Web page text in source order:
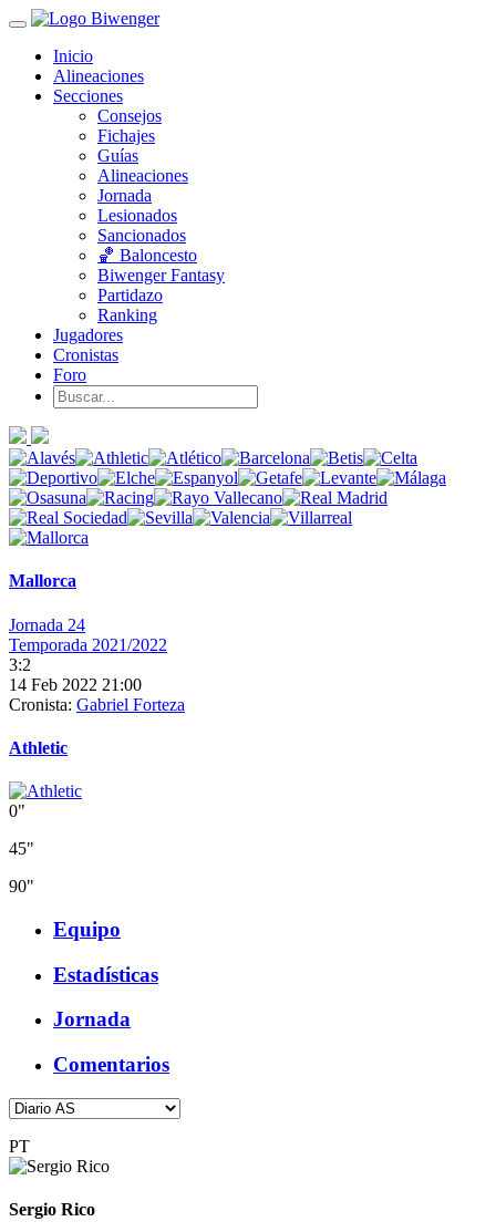
Inicio
Alineaciones
Secciones
Consejos
Fichajes
Guías
Alineaciones
Jornada
Lesionados
Sancionados
🏀 Baloncesto
Biwenger Fantasy
Partidazo
Ranking
Jugadores
Cronistas
Foro
Mallorca
Jornada 24
Temporada 2021/2022
3:2
14 Feb 2022 21:00
Cronista: Gabriel Forteza
Athletic
0"
45"
90"
Equipo
Estadísticas
Jornada
Comentarios
PT
Sergio Rico